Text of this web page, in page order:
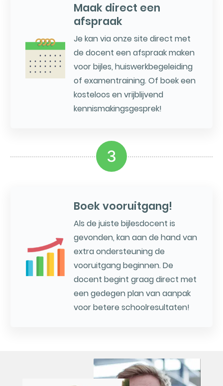
Maak direct een
afspraak
Je kan via onze site direct met
de docent een afspraak maken
voor bijles, huiswerkbegeleiding
of examentraining. Of boek een
kosteloos en vrijblijvend
kennismakingsgesprek!
3
Boek vooruitgang!
Als de juiste bijlesdocent is
gevonden, kan aan de hand van
extra ondersteuning de
vooruitgang beginnen. De
docent begint graag direct met
een gedegen plan van aanpak
voor betere schoolresultaten!